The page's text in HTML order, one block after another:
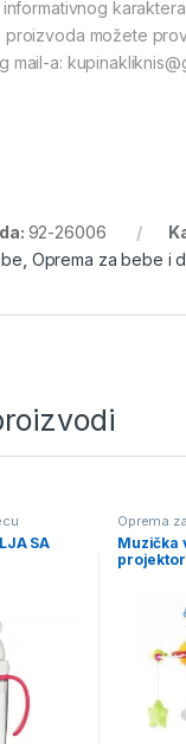
proizvoda možete
mail-a:
92-26006
Oprema za bebe i
SA
Oprema
Muzička